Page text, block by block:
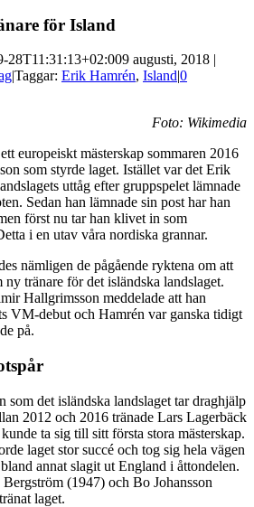
för Island
28T11:31:13+02:009 augusti, 2018 |
|Taggar: Erik Hamrén, Island|0
Foto: Wikimedia
europeiskt mästerskap sommaren 2016
som styrde laget. Istället var det Erik
uttåg efter gruppspelet lämnade
Sedan han lämnade sin post har han
först nu tar han klivet in som
i en utav våra nordiska grannar.
nämligen de pågående ryktena om att
tränare för det isländska landslaget.
Hallgrimsson meddelade att han
VM-debut och Hamrén var ganska tidigt
på.
som det isländska landslaget tar draghjälp
2012 och 2016 tränade Lars Lagerbäck
ta sig till sitt första stora mästerskap.
laget stor succé och tog sig hela vägen
annat slagit ut England i åttondelen.
(1947) och Bo Johansson
laget.